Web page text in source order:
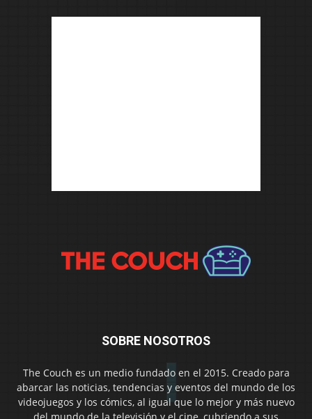
SOBRE NOSOTROS
The Couch es un medio fundado en el 2015. Creado para
abarcar las noticias, tendencias y eventos del mundo de los
videojuegos y los cómics, al igual que lo mejor y más nuevo
del mundo de la televisión y el cine, cubriendo a sus